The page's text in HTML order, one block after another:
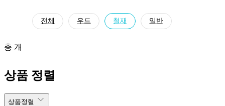
전체 우드 철재 일반
총 개
상품 정렬
상품정렬